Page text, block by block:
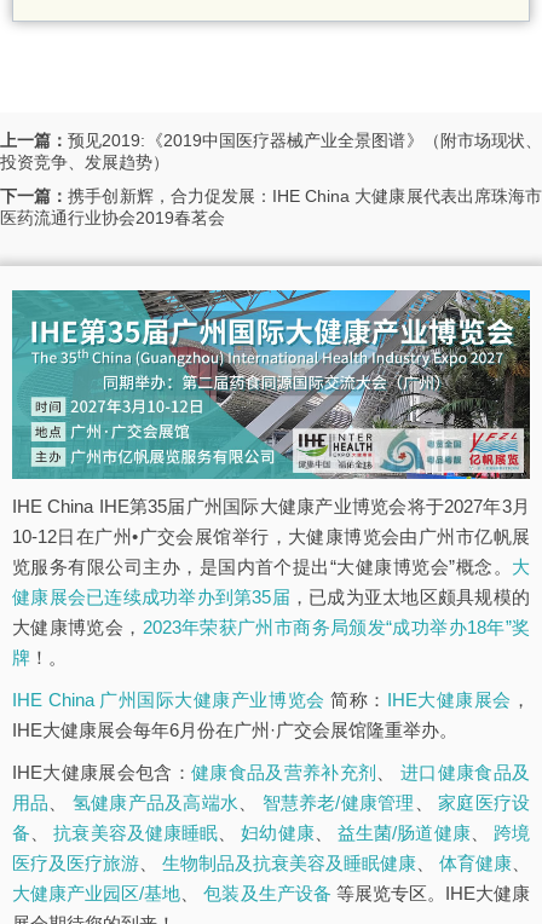
第二节 提升市场一体化水平
区功能
第二节 打造广州南沙粤港澳全面合作示范区
第三节 推进珠海横琴粤港澳深度合作示范
第四节 发展特色合作平台
第十一章 规划实施
第一节 加强组织领导
第二节 推动重点工作
第三节 防范化解风险
第四节 扩大社会参与
前言
粤港澳大湾区包括香港特别行政区、澳门特别行
政区和广东省广州市、深圳市、珠海市、佛山市、惠
州市、东莞市、中山市、江门市、肇庆市（以下称珠
三角九市），总面积5.6万平方公里，2017年末总人
口约7000万人，是我国开放程度最高、经济活力最强
的区域之一，在国家发展大局中具有重要战略地位。
建设粤港澳大湾区，既是新时代推动形成全面开放新
格局的新尝试，也是推动“一国两制”事业发展的新实
践。为全面贯彻党的十九大精神，全面准确贯彻“一国
两制”方针，充分发挥粤港澳综合优势，深化内地与港
澳合作，进一步提升粤港澳大湾区在国家经济发展和
对外开放中的支撑引领作用，支持香港、澳门融入国
家发展大局，增进香港、澳门同胞福祉，保持香港、
澳门长期繁荣稳定，让港澳同胞同祖国人民共担民族
复兴的历史责任、共享祖国繁荣富强的伟大荣光，编
上一篇：预见2019:《2019中国医疗器械产业全景图谱》（附市场现状、
投资竞争、发展趋势）
下一篇：携手创新辉，合力促发展：IHE China 大健康展代表出席珠海市
医药流通行业协会2019春茗会
IHE China IHE第35届广州国际大健康产业博览会将于2027年3月
10-12日在广州•广交会展馆举行，大健康博览会由广州市亿帆展
览服务有限公司主办，是国内首个提出“大健康博览会”概念。 大
健康展会已连续成功举办到第35届 ，已成为亚太地区颇具规模的
大健康博览会， 2023年荣获广州市商务局颁发“成功举办18年”奖
牌 ！。
IHE China 广州国际大健康产业博览会 简称： IHE大健康展会 ，
IHE大健康展会每年6月份在广州·广交会展馆隆重举办。
IHE大健康展会包含： 健康食品及营养补充剂 、进口健康食品及
用品
氢健康产品及高端水 智慧养老/健康管理 、家庭医疗设
备 、抗衰美容及健康睡眠 、妇幼健康、 益生菌/肠道健康、 跨境
医疗及医疗旅游
生物制品及抗衰美容及睡眠健康 体育健康
大健康产业园区/基地 、包装及生产设备 等展览专区。IHE大健康